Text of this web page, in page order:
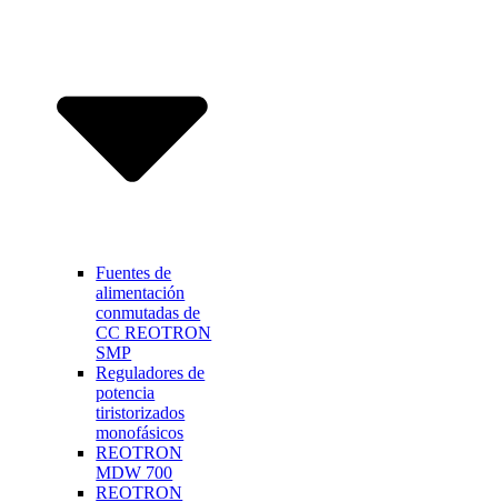
Fuentes de
alimentación
conmutadas de
CC REOTRON
SMP
Reguladores de
potencia
tiristorizados
monofásicos
REOTRON
MDW 700
REOTRON